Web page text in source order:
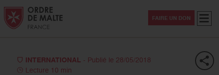
Aller au contenu
Aller à la recherche
Aller au menu
FAIRE UN DON
INTERNATIONAL - Publié le 28/05/2018
Lecture 10 min